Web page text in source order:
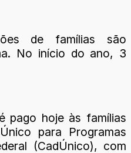
de famílias são
No início do ano, 3
pago hoje às famílias
para Programas
(CadÚnico), com